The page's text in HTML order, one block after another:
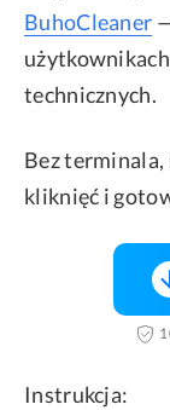
BuhoCleaner
technicznych.
Bez
kliknięć i
Instrukcja: